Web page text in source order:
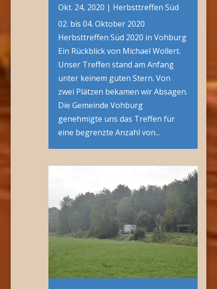
Okt. 24, 2020 | Herbsttreffen Süd
02. bis 04. Oktober 2020
Herbsttreffen Süd 2020 in Vohburg
Ein Rückblick von Michael Wollert.
Unser Treffen stand am Anfang
unter keinem guten Stern. Von
zwei Plätzen bekamen wir Absagen.
Die Gemeinde Vohburg
genehmigte uns das Treffen für
eine begrenzte Anzahl von...